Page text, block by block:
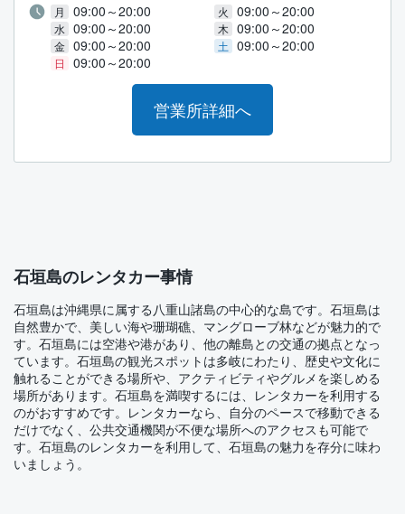
月 09:00～20:00 火 09:00～20:00
水 09:00～20:00 木 09:00～20:00
金 09:00～20:00 土 09:00～20:00
日 09:00～20:00
営業所詳細へ
石垣島のレンタカー事情
石垣島は沖縄県に属する八重山諸島の中心的な島です。石垣島は
自然豊かで、美しい海や珊瑚礁、マングローブ林などが魅力的で
す。石垣島には空港や港があり、他の離島との交通の拠点となっ
ています。石垣島の観光スポットは多岐にわたり、歴史や文化に
触れることができる場所や、アクティビティやグルメを楽しめる
場所があります。石垣島を満喫するには、レンタカーを利用する
のがおすすめです。レンタカーなら、自分のペースで移動できる
だけでなく、公共交通機関が不便な場所へのアクセスも可能で
す。石垣島のレンタカーを利用して、石垣島の魅力を存分に味わ
いましょう。